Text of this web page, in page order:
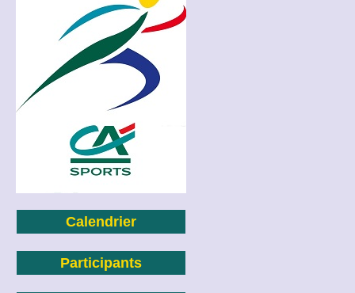
Calendrier
Participants